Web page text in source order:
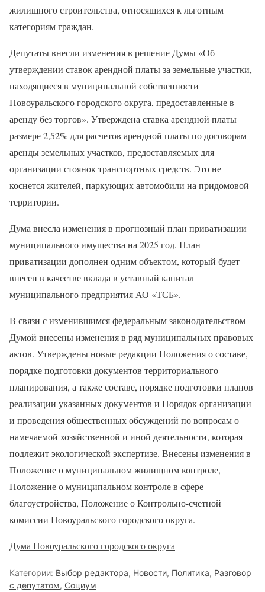
жилищного строительства, относящихся к льготным
категориям граждан.
Депутаты внесли изменения в решение Думы «Об
утверждении ставок арендной платы за земельные участки,
находящиеся в муниципальной собственности
Новоуральского городского округа, предоставленные в
аренду без торгов». Утверждена ставка арендной платы
размере 2,52% для расчетов арендной платы по договорам
аренды земельных участков, предоставляемых для
организации стоянок транспортных средств. Это не
коснется жителей, паркующих автомобили на придомовой
территории.
Дума внесла изменения в прогнозный план приватизации
муниципального имущества на 2025 год. План
приватизации дополнен одним объектом, который будет
внесен в качестве вклада в уставный капитал
муниципального предприятия АО «ТСБ».
В связи с изменившимся федеральным законодательством
Думой внесены изменения в ряд муниципальных правовых
актов. Утверждены новые редакции Положения о составе,
порядке подготовки документов территориального
планирования, а также составе, порядке подготовки планов
реализации указанных документов и Порядок организации
и проведения общественных обсуждений по вопросам о
намечаемой хозяйственной и иной деятельности, которая
подлежит экологической экспертизе. Внесены изменения в
Положение о муниципальном жилищном контроле,
Положение о муниципальном контроле в сфере
благоустройства, Положение о Контрольно-счетной
комиссии Новоуральского городского округа.
Дума Новоуральского городского округа
Категории: Выбор редактора, Новости, Политика, Разговор
с депутатом, Социум